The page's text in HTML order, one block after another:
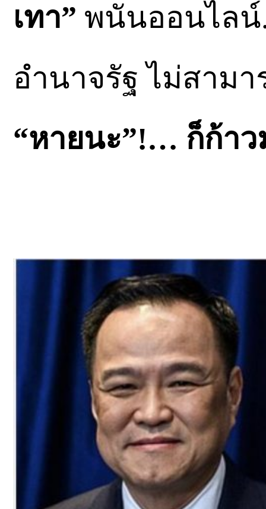
เทา” พนันออนไลน์
อำนาจรัฐ ไม่สาม
“หายนะ”!… ก็ก้า